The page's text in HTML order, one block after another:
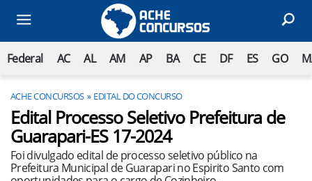
Federal AC AL AM AP BA CE DF ES GO
ACHE CONCURSOS EDITAL DO CONCURSO
Edital Processo Seletivo Prefeitura de
Guarapari-ES 17-2024
Foi divulgado edital de processo seletivo público na
Prefeitura Municipal de Guarapari no Espirito Santo com